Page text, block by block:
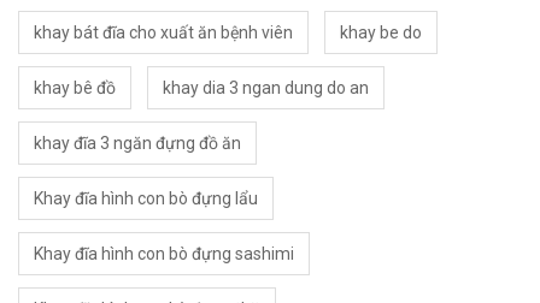
khay bát đĩa cho xuất ăn bệnh viên khay be do
khay bê đồ khay dia 3 ngan dung do an
khay đĩa 3 ngăn đựng đồ ăn
Khay đĩa hình con bò đựng lẩu
Khay đĩa hình con bò đựng sashimi